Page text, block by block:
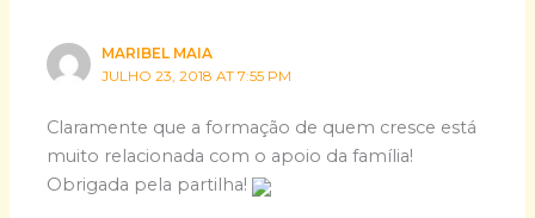
MARIBEL MAIA
JULHO 23, 2018 AT 7:55 PM
Claramente que a formação de quem cresce está
muito relacionada com o apoio da família!
Obrigada pela partilha!